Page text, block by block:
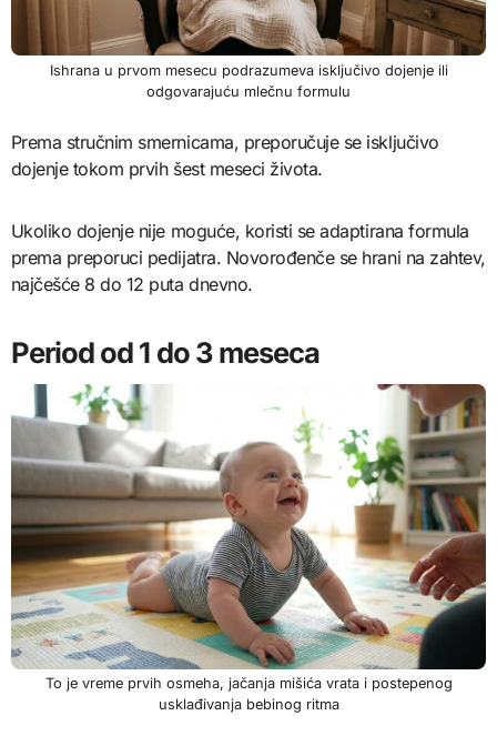
Ishrana u prvom mesecu podrazumeva isključivo dojenje ili
odgovarajuću mlečnu formulu
Prema stručnim smernicama, preporučuje se isključivo
dojenje tokom prvih šest meseci života.
Ukoliko dojenje nije moguće, koristi se adaptirana formula
prema preporuci pedijatra. Novorođenče se hrani na zahtev,
najčešće 8 do 12 puta dnevno.
Period od 1 do 3 meseca
To je vreme prvih osmeha, jačanja mišića vrata i postepenog
usklađivanja bebinog ritma